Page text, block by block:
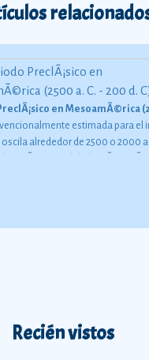
en MesoamÃ©rica
estimada para el
alrededor de 2500 o 2000
Recién vistos